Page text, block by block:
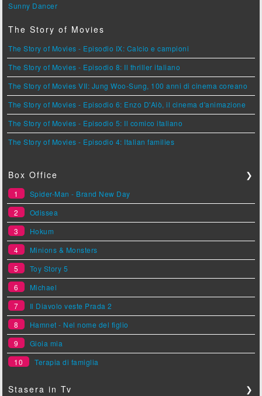
Sunny Dancer
The Story of Movies
The Story of Movies - Episodio IX: Calcio e campioni
The Story of Movies - Episodio 8: Il thriller italiano
The Story of Movies VII: Jung Woo-Sung, 100 anni di cinema coreano
The Story of Movies - Episodio 6: Enzo D'Alò, il cinema d'animazione
The Story of Movies - Episodio 5: Il comico italiano
The Story of Movies - Episodio 4: Italian families
Box Office ❯
1
Spider-Man - Brand New Day
2
Odissea
3
Hokum
4
Minions & Monsters
5
Toy Story 5
6
Michael
7
Il Diavolo veste Prada 2
8
Hamnet - Nel nome del figlio
9
Gioia mia
10
Terapia di famiglia
Stasera in Tv ❯